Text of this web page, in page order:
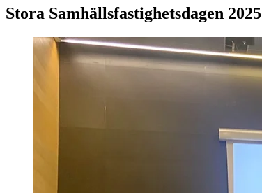
Stora Samhällsfastighetsdagen 2025